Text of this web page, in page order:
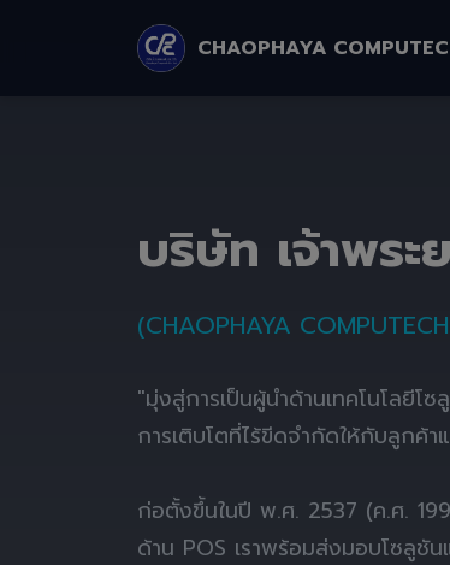
CHAOPHAYA
บริษัท เจ้าพร
(CHAOPHAYA
"มุ่งสู่การเป็นผู้นำด้านเทคโนโลยีโ
การเติบโตที่ไร้ขีดจำกัดให้กับลูกค้า
ก่อตั้งขึ้นในปี พ.ศ. 2537 (ค.ศ.
ด้าน POS เราพร้อมส่งมอบโซลูชั